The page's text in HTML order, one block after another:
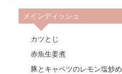
メインディッシュ
カツとじ
赤魚生姜煮
豚とキャベツのレモン塩炒め